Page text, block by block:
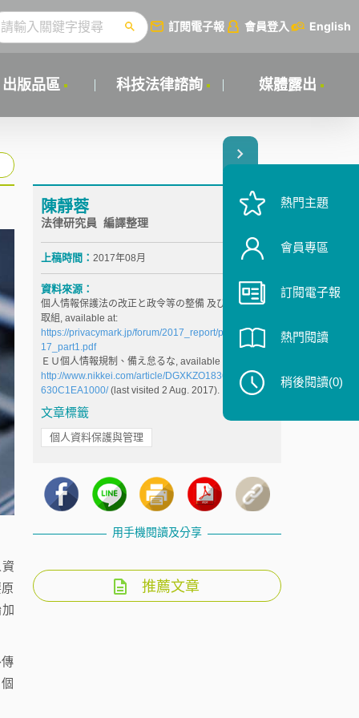
訂閱電子報 會員登入 English
出版品區 科技法律諮詢 媒體露出
陳靜蓉
法律研究員 編譯整理
上稿時間： 2017年08月
資料來源：
個人情報保護法の改正と政令等の整備 及び国際的な
取組, available at:
https://privacymark.jp/forum/2017_report/pdf/forum20
17_part1.pdf
ＥＵ個人情報規制、備え怠るな, available at:
http://www.nikkei.com/article/DGXKZO18366440Q7A
630C1EA1000/(last visited 2 Aug. 2017).
文章標籤
個人資料保護與管理
用手機閱讀及分享
推薦文章
熱門主題
會員專區
訂閱電子報
熱門閱讀
稍後閱讀(0)